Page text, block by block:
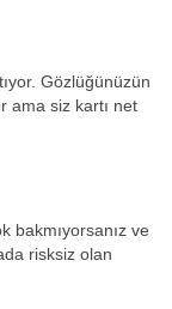
Gözlüğünüzün
ama siz kartı net
bakmıyorsanız ve
risksiz olan